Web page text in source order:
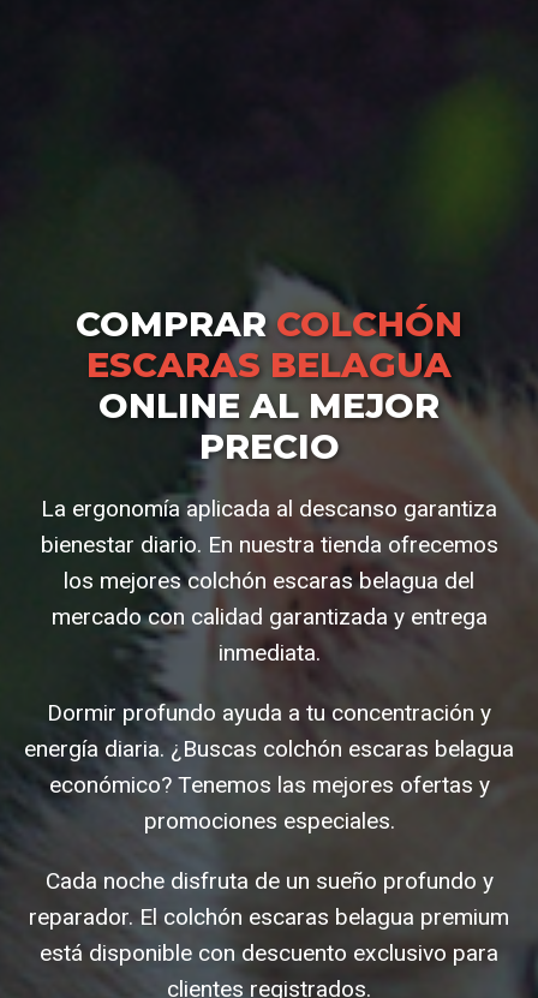
COMPRAR COLCHÓN
ESCARAS BELAGUA
ONLINE AL MEJOR
PRECIO
La ergonomía aplicada al descanso garantiza
bienestar diario. En nuestra tienda ofrecemos
los mejores colchón escaras belagua del
mercado con calidad garantizada y entrega
inmediata.
Dormir profundo ayuda a tu concentración y
energía diaria. ¿Buscas colchón escaras belagua
económico? Tenemos las mejores ofertas y
promociones especiales.
Cada noche disfruta de un sueño profundo y
reparador. El colchón escaras belagua premium
está disponible con descuento exclusivo para
clientes registrados.